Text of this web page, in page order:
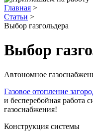
Главная >
Статьи >
Выбор газгольдера
Выбор
Автономное
Газовое отопление
и бесперебойная работа
газоснабжения!
Конструкция системы